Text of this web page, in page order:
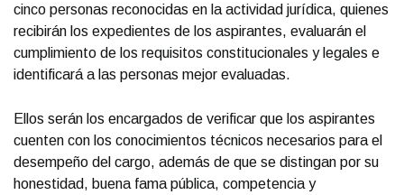
cinco personas reconocidas en la actividad jurídica, quienes
recibirán los expedientes de los aspirantes, evaluarán el
cumplimiento de los requisitos constitucionales y legales e
identificará a las personas mejor evaluadas.
Ellos serán los encargados de verificar que los aspirantes
cuenten con los conocimientos técnicos necesarios para el
desempeño del cargo, además de que se distingan por su
honestidad, buena fama pública, competencia y